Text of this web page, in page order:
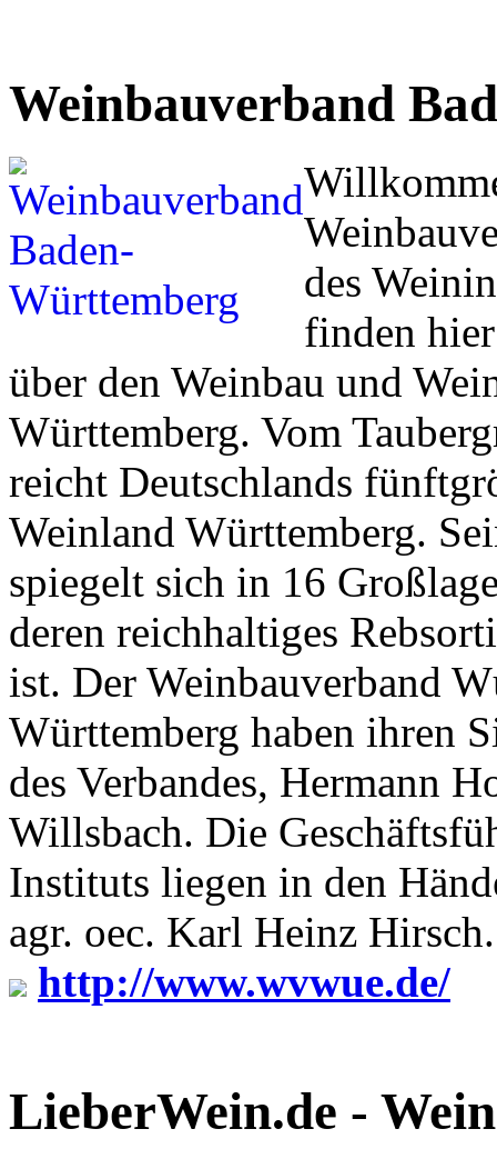
Weinbauverband
des
finden
über den Weinbau und
Württemberg. Vom
reicht Deutschlands
Weinland Württemberg.
spiegelt sich in 16
deren reichhaltiges
ist. Der Weinbauverband
Württemberg haben ihren
des Verbandes, Hermann
Willsbach. Die
Instituts liegen in den
agr. oec. Karl Heinz Hirsch.
http://www.wvwue.de/
LieberWein.de -